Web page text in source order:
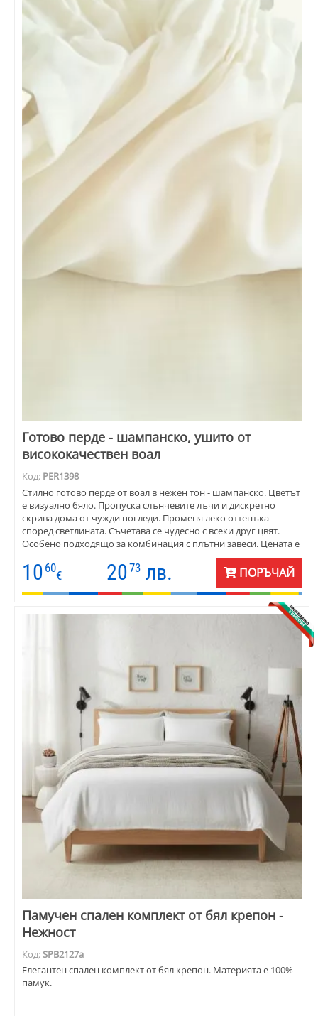
Готово перде - шампанско, ушито от
висококачествен воал
Код: PER1398
Стилно готово перде от воал в нежен тон - шампанско. Цветът
е визуално бяло. Пропуска слънчевите лъчи и дискретно
скрива дома от чужди погледи. Променя леко оттенъка
според светлината. Съчетава се чудесно с всеки друг цвят.
Особено подходящо за комбинация с плътни завеси. Цената е
на метър готово перде. Предлагат се и два варианта с по-
голям размер.
10 60
€ 2073лв. ПОРЪЧАЙ
Памучен спален комплект от бял крепон -
Нежност
Код:SPB2127a
Елегантен спален комплект от бял крепон. Материята е 100%
памук.